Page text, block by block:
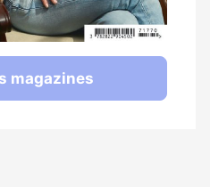
magazines